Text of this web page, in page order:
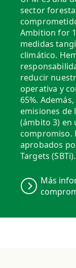
sector
Ambition for
medidas
climático.
reducir
operativa y
65%.
emisiones de
(ámbito 3) en
compromiso.
aprobados
Targets (SBTi).
Más